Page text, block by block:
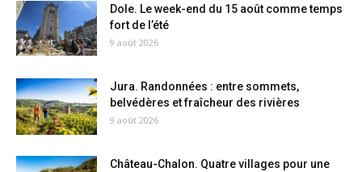
Dole. Le week-end du 15 août comme temps
fort de l’été
9 août 2026
Jura. Randonnées : entre sommets,
belvédères et fraîcheur des rivières
9 août 2026
Château-Chalon. Quatre villages pour une